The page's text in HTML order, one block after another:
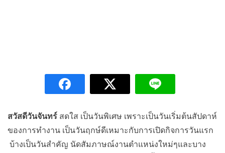
สวัสดีวันจันทร์ สดใส เป็นวันพิเศษ เพราะเป็นวันเริ่มต้นสัปดาห์
ของการทำงาน เป็นวันฤกษ์ดีเหมาะกับการเปิดกิจการวันแรก
บ้างเป็นวันสำคัญ นัดสัมภาษณ์งานตำแหน่งใหม่ๆและบาง